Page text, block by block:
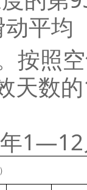
平均
按照
天数
1—12